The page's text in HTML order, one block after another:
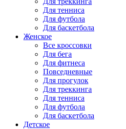
Для тенниса
Для футбола
Для баскетбола
Женское
Все кроссовки
Для бега
Для фитнеса
Повседневные
Для прогулок
Для треккинга
Для тенниса
Для футбола
Для баскетбола
Детское